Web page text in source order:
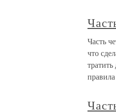
Часть
что
правила